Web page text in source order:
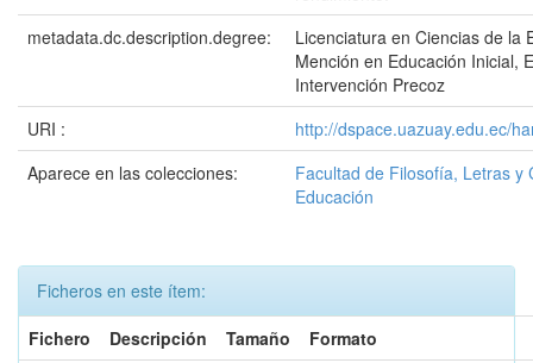
metadata.dc.description.degree:
Licenciatura en Ciencias de la
Mención en Educación Inicial,
Intervención Precoz
URI :
http://dspace.uazuay.edu.ec/
Aparece en las colecciones:
Facultad de Filosofía, Letras y
Educación
Ficheros en este ítem:
Fichero
Descripción Tamaño
Formato